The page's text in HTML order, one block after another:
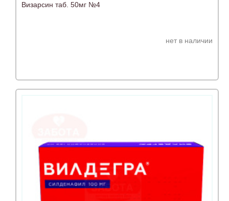
Визарсин таб. 50мг №4
нет в наличии